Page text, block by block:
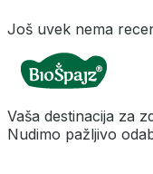
Još uvek nema
Vaša destinacija za
Nudimo pažljivo